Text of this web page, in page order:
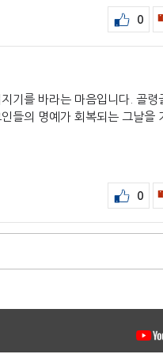
0
기를 바라는 마음입니다. 골령
들의 명예가 회복되는 그날을
0